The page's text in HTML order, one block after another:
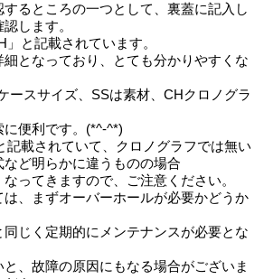
るところの一つとして、裏蓋に記入し
します。
と記載されています。
となっており、とても分かりやすくな
ースサイズ、SSは素材、CHクロノグラ
便利です。(*^-^*)
記載されていて、クロノグラフでは無い
ど明らかに違うものの場合
ってきますので、ご注意ください。
は、まずオーバーホールが必要かどうか
じく定期的にメンテナンスが必要とな
と、故障の原因にもなる場合がございま